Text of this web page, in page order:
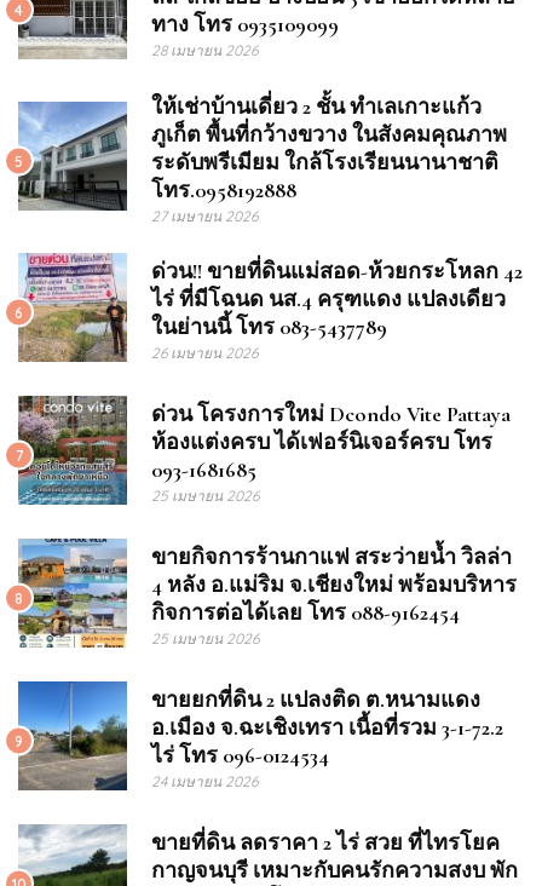
4
ทาง โทร 0935109099
28 เมษายน 2026
5
ให้เช่าบ้านเดี่ยว 2 ชั้น ทำเลเกาะแก้ว
ภูเก็ต พื้นที่กว้างขวาง ในสังคมคุณภาพ
ระดับพรีเมียม ใกล้โรงเรียนนานาชาติ
โทร.0958192888
27 เมษายน 2026
6
ด่วน!! ขายที่ดินแม่สอด-ห้วยกระโหลก 42
ไร่ ที่มีโฉนด นส.4 ครุฑแดง แปลงเดียว
ในย่านนี้ โทร 083-5437789
26 เมษายน 2026
7
ด่วน โครงการใหม่ Dcondo Vite Pattaya
ห้องแต่งครบ ได้เฟอร์นิเจอร์ครบ โทร
093-1681685
25 เมษายน 2026
8
ขายกิจการร้านกาแฟ สระว่ายน้ำ วิลล่า
4 หลัง อ.แม่ริม จ.เชียงใหม่ พร้อมบริหาร
กิจการต่อได้เลย โทร 088-9162454
25 เมษายน 2026
9
ขายยกที่ดิน 2 แปลงติด ต.หนามแดง
อ.เมือง จ.ฉะเชิงเทรา เนื้อที่รวม 3-1-72.2
ไร่ โทร 096-0124534
24 เมษายน 2026
ขายที่ดิน ลดราคา 2 ไร่ สวย ที่ไทรโยค
กาญจนบุรี เหมาะกับคนรักความสงบ พัก